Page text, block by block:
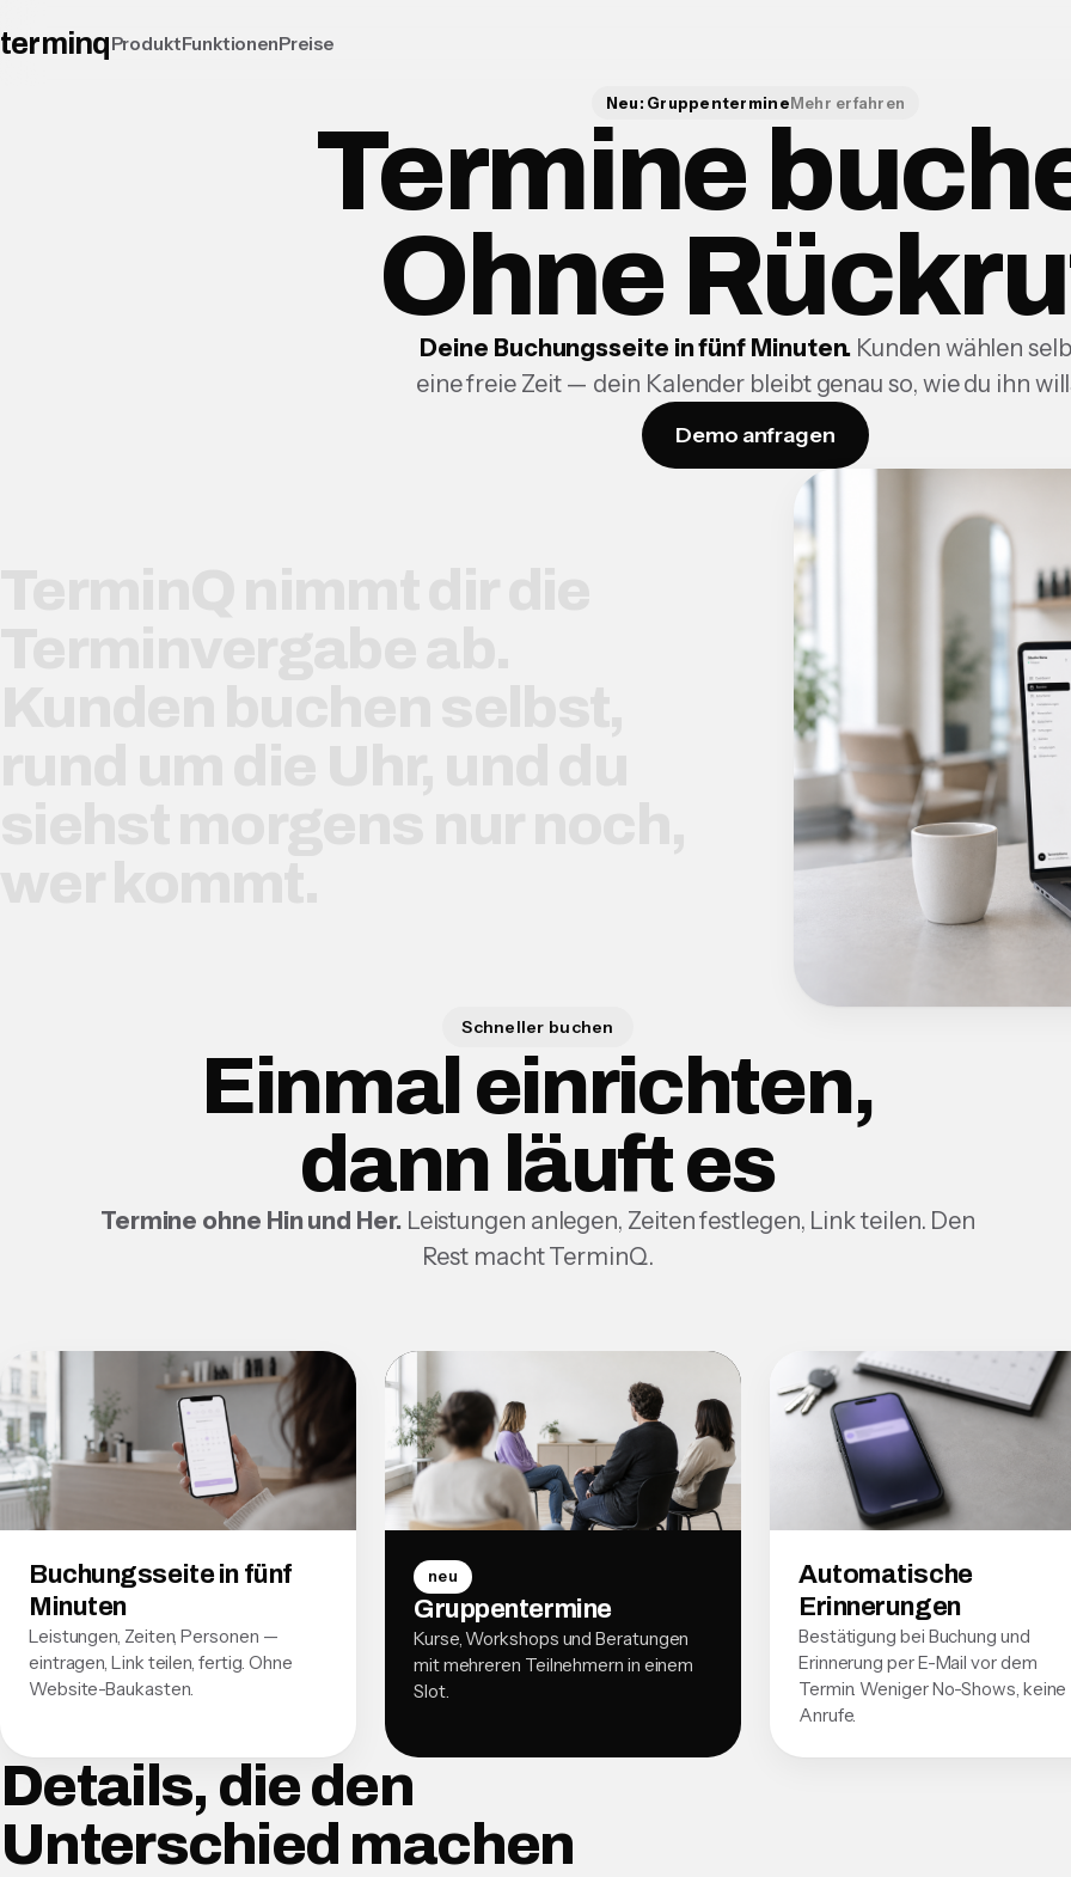
terminqProduktFunktionenPreise
Neu: GruppentermineMehr erfahren
Termine
Ohne
Deine Buchungsseite in fünf Minuten. Kunden wählen
eine freie Zeit — dein Kalender bleibt genau so, wie du ihn
Demo anfragen
Schneller buchen
Einmal einrichten,
dann läuft es
Termine ohne Hin und Her. Leistungen anlegen, Zeiten festlegen, Link teilen. Den
Rest macht TerminQ.
Buchungsseite in fünf
Minuten
Leistungen, Zeiten, Personen —
eintragen, Link teilen, fertig. Ohne
Website-Baukasten.
neu
Gruppentermine
Kurse, Workshops und Beratungen
mit mehreren Teilnehmern in einem
Slot.
Automatische
Erinnerungen
Bestätigung bei Buchung und
Erinnerung per E-Mail vor dem
Termin. Weniger No-Shows, keine
Anrufe.
Details, die den
Unterschied machen